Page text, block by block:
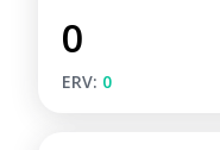
0
ERV: 0